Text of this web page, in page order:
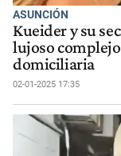
ASUNCIÓN
Kueider y su
lujoso
domiciliaria
02-01-2025 17:35